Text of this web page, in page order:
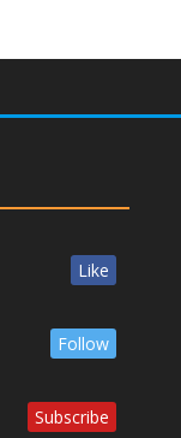
Like
Follow
Subscribe